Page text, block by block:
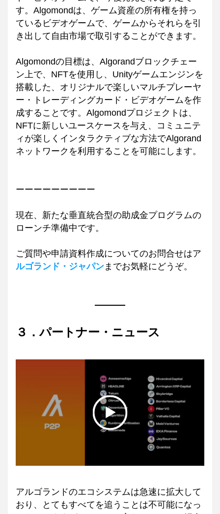
す。Algomondは、ゲーム資産の所有権を持っ
ているビデオゲームで、ゲームからそれらを引
き出して自由市場で取引することができます。
Algomondの目標は、Algorandブロックチェー
ン上で、NFTを使用し、Unityゲームエンジンを
搭載した、オリジナルで楽しいマルチプレーヤ
ー・トレーディングカード・ビデオゲームを作
成することです。Algomondプロジェクトは、
NFTに新しいユースケースを与え、コミュニテ
ィが楽しくインタラクティブな方法でAlgorand
ネットワークを利用することを可能にします。
ーーーーーーーーー
現在、新たな垂直統合型の助成金プログラムの
ローンチ準備中です。
ご質問や申請資料作成についてのお問合せはア
ルゴランド・ジャパンまでお気軽にどうぞ。
３．パートナー・ニュース
アルゴランドのエコシステムは急速に拡大して
おり、とてもすべてを追うことは不可能になっ